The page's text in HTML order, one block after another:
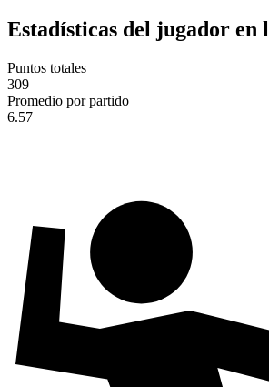
Estadísticas del jugador en
Puntos totales
309
Promedio por partido
6.57